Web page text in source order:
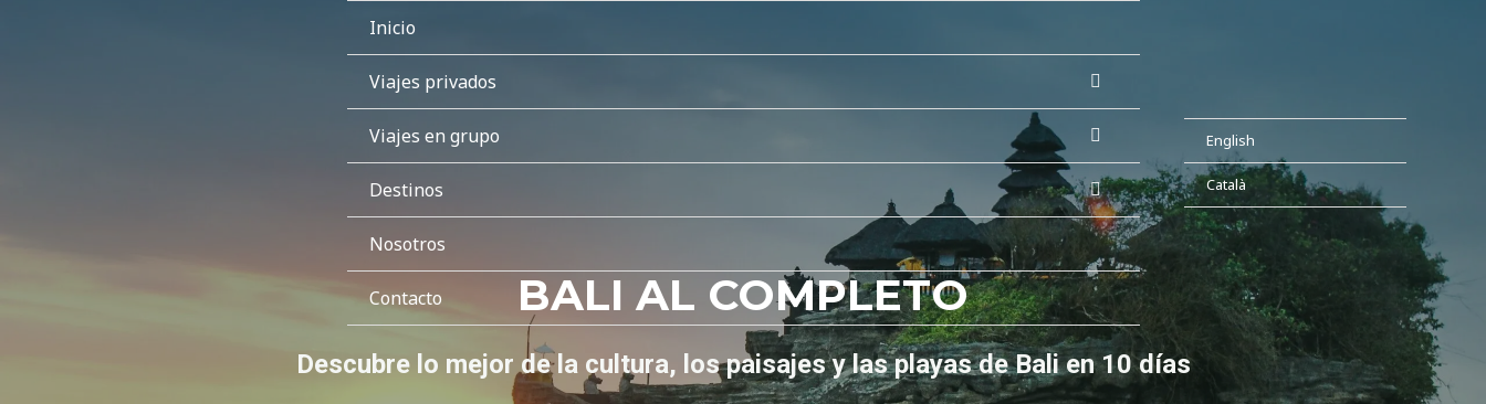
Inicio
Viajes privados
Viajes en grupo
Destinos
Nosotros
Contacto
English
Català
BALI AL COMPLETO
Descubre lo mejor de la cultura, los paisajes y las playas de Bali en 10 días